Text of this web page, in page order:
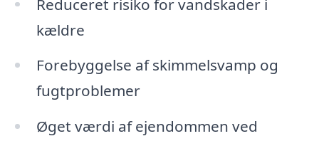
kældre
Forebyggelse af skimmelsvamp og
fugtproblemer
Øget værdi af ejendommen ved